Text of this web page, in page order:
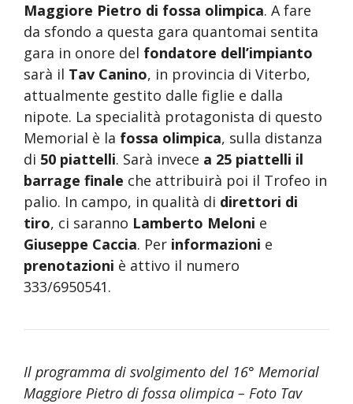
Maggiore Pietro di fossa olimpica. A fare
da sfondo a questa gara quantomai sentita
gara in onore del fondatore dell’impianto
sarà il Tav Canino, in provincia di Viterbo,
attualmente gestito dalle figlie e dalla
nipote. La specialità protagonista di questo
Memorial è la fossa olimpica, sulla distanza
di 50 piattelli. Sarà invece a 25 piattelli il
barrage finale che attribuirà poi il Trofeo in
palio. In campo, in qualità di direttori di
tiro, ci saranno Lamberto Meloni e
Giuseppe Caccia. Per informazioni e
prenotazioni è attivo il numero
333/6950541.
Il programma di svolgimento del 16° Memorial
Maggiore Pietro di fossa olimpica – Foto Tav